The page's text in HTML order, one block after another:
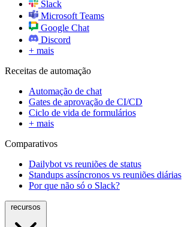
Slack
Microsoft Teams
Google Chat
Discord
+ mais
Receitas de automação
Automação de chat
Gates de aprovação de CI/CD
Ciclo de vida de formulários
+ mais
Comparativos
Dailybot vs reuniões de status
Standups assíncronos vs reuniões diárias
Por que não só o Slack?